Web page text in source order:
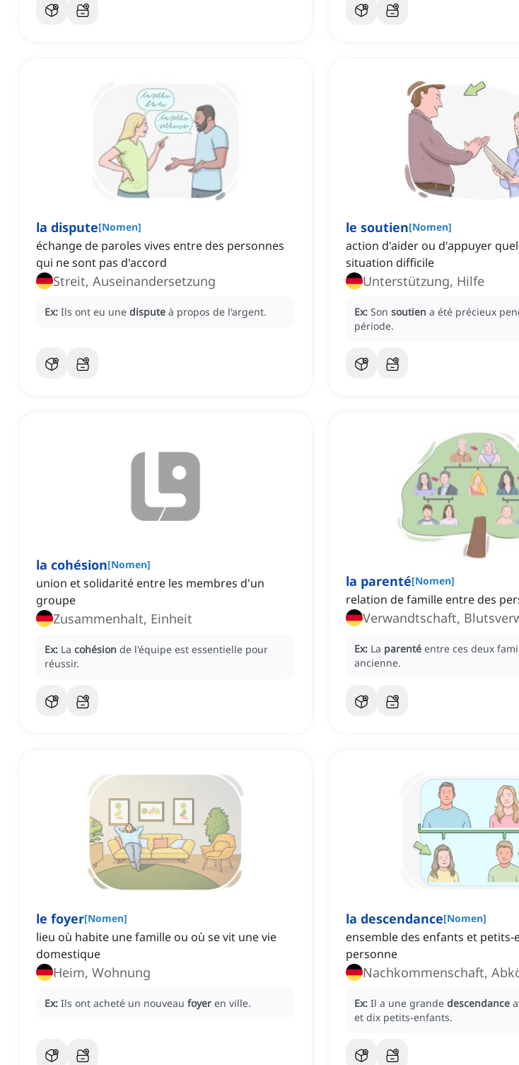
la dispute[Nomen]
échange de paroles vives entre des personnes
qui ne sont pas d'accord
Streit, Auseinandersetzung
Ex: Ils ont eu une dispute à propos de l'argent.
le soutien[Nomen]
action d'aider ou d'appuyer
situation difficile
Unterstützung, Hilfe
Ex: Son soutien a été précieux
période.
la cohésion[Nomen]
union et solidarité entre les membres d'un
groupe
Zusammenhalt, Einheit
Ex: La cohésion de l'équipe est essentielle pour
réussir.
la parenté[Nomen]
relation de famille entre des
Verwandtschaft,
Ex: La parenté entre ces deux
ancienne.
le foyer[Nomen]
lieu où habite une famille ou où se vit une vie
domestique
Heim, Wohnung
Ex: Ils ont acheté un nouveau foyer en ville.
la descendance[Nomen]
ensemble des enfants et
personne
Nachkommenschaft,
Ex: Il a une grande descendance
et dix petits-enfants.